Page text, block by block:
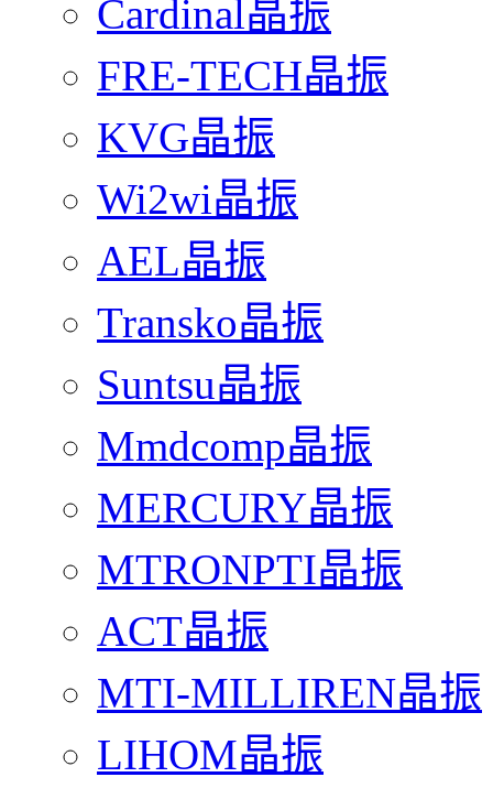
Cardinal晶振
FRE-TECH晶振
KVG晶振
Wi2wi晶振
AEL晶振
Transko晶振
Suntsu晶振
Mmdcomp晶振
MERCURY晶振
MTRONPTI晶振
ACT晶振
MTI-MILLIREN晶振
LIHOM晶振